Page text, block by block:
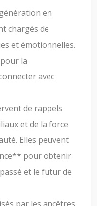
en
chargés de
et émotionnelles.
la
avec
de rappels
et de la force
Elles peuvent
pour obtenir
et le futur de
par les ancêtres